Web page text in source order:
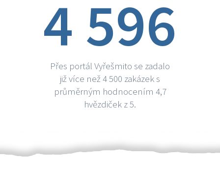
4 596
Přes portál Vyřešmito se zadalo
již více než 4 500 zakázek s
průměrným hodnocením 4,7
hvězdiček z 5.